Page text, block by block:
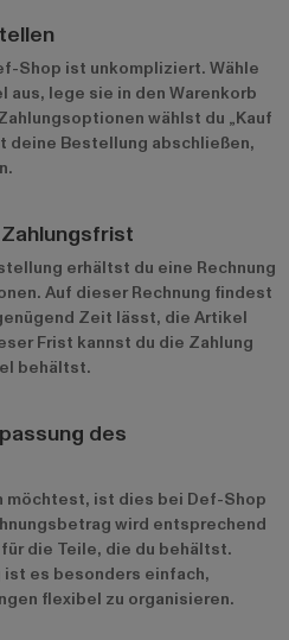
Shop ist unkompliziert. Wähle
lege sie in den Warenkorb
wählst du „Kauf
deine Bestellung abschließen,
erhältst du eine Rechnung
Auf dieser Rechnung findest
Zeit lässt, die Artikel
Frist kannst du die Zahlung
behältst.
des
möchtest, ist dies bei Def-Shop
wird entsprechend
die Teile, die du behältst.
ist es besonders einfach,
flexibel zu organisieren.